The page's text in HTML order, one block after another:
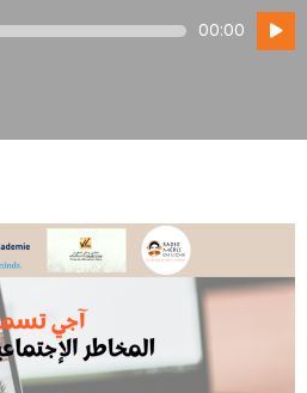
مشغل
الصوت
00:00